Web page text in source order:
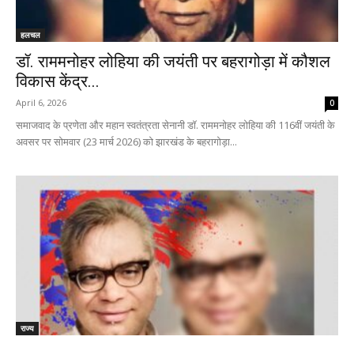
हलचल
डॉ. राममनोहर लोहिया की जयंती पर बहरागोड़ा में कौशल
विकास केंद्र...
April 6, 2026 0
समाजवाद के प्रणेता और महान स्वतंत्रता सेनानी डॉ. राममनोहर लोहिया की 116वीं जयंती के
अवसर पर सोमवार (23 मार्च 2026) को झारखंड के बहरागोड़ा...
राज्य